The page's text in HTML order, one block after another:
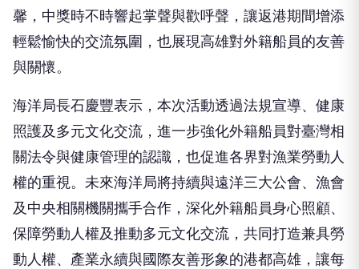
輕鬆愉快的交流氛圍，也展現高雄對外籍船員的友善
與關懷。
海洋局長石慶豐表示，本次活動透過法規宣導、健康
照護及多元文化交流，進一步強化外籍船員對臺灣相
關法令與健康管理的認識，也促進各界對漁業勞動人
權的重視。未來海洋局將持續與遠洋三大公會、漁會
及中央相關機關攜手合作，深化外籍船員身心照顧、
保障勞動人權及推動多元文化交流，共同打造兼具勞
動人權、產業永續與國際友善形象的港都高雄，讓每
一位遠渡重洋來臺工作的外籍漁船員，都能安心工